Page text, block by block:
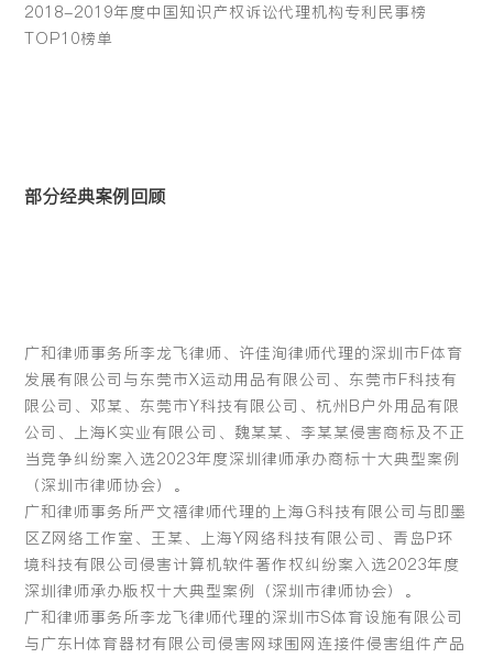
2018-2019年度中国知识产权诉讼代理机构专利民事榜
TOP10榜单
部分经典案例回顾
广和律师事务所李龙飞律师、许佳洵律师代理的深圳市F体育
发展有限公司与东莞市X运动用品有限公司、东莞市F科技有
限公司、邓某、东莞市Y科技有限公司、杭州B户外用品有限
公司、上海K实业有限公司、魏某某、李某某侵害商标及不正
当竞争纠纷案入选2023年度深圳律师承办商标十大典型案例
（深圳市律师协会）。
广和律师事务所严文禧律师代理的上海G科技有限公司与即墨
区Z网络工作室、王某、上海Y网络科技有限公司、青岛P环
境科技有限公司侵害计算机软件著作权纠纷案入选2023年度
深圳律师承办版权十大典型案例（深圳市律师协会）。
广和律师事务所李龙飞律师代理的深圳市S体育设施有限公司
与广东H体育器材有限公司侵害网球围网连接件侵害组件产品